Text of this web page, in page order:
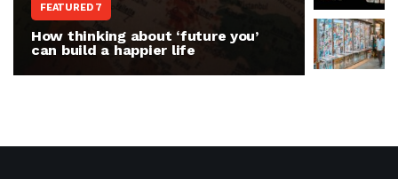
FEATURED 7
How thinking about ‘future you’
can build a happier life
The
people
invasion